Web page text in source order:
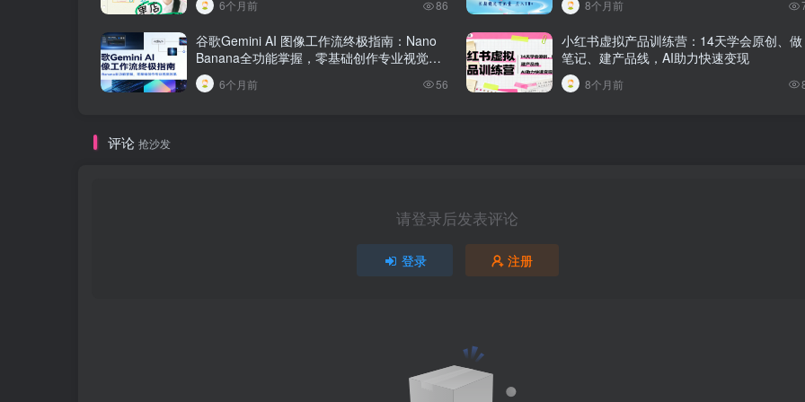
6个月前 86 8个月前
谷歌Gemini AI 图像工作流终极指南：Nano
Banana全功能掌握，零基础创作专业视觉效
果
6个月前 56
小红书虚拟产品训练营：14天学会原创、做
笔记、建产品线，AI助力快速变现
8个月前
评论 抢沙发
请登录后发表评论
登录 注册